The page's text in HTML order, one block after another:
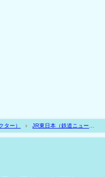
ター）
JR東日本（鉄道ニュース
震で運休の八戸線 一部区間の運転は